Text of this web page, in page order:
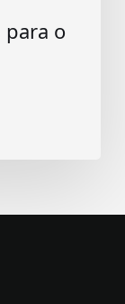
para o